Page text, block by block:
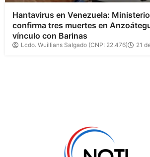
Hantavirus en Venezuela:
confirma tres muertes en
vínculo con Barinas
Lcdo. Wuillians Salgado (CNP: 22.476) 21